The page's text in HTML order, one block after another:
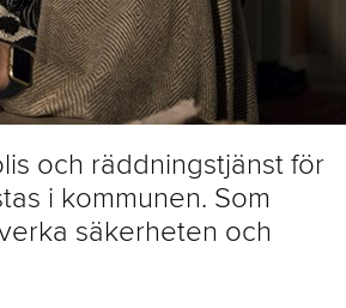
och räddningstjänst för
i kommunen. Som
säkerheten och